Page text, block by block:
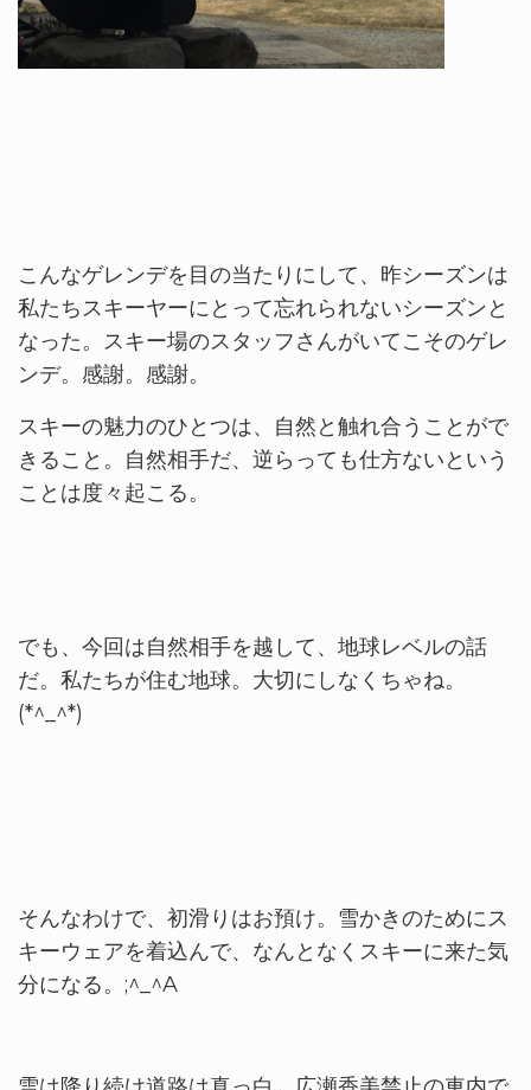
こんなゲレンデを目の当たりにして、昨シーズンは
私たちスキーヤーにとって忘れられないシーズンと
なった。スキー場のスタッフさんがいてこそのゲレ
ンデ。感謝。感謝。
スキーの魅力のひとつは、自然と触れ合うことがで
きること。自然相手だ、逆らっても仕方ないという
ことは度々起こる。
でも、今回は自然相手を越して、地球レベルの話
だ。私たちが住む地球。大切にしなくちゃね。
(*^_^*)
そんなわけで、初滑りはお預け。雪かきのためにス
キーウェアを着込んで、なんとなくスキーに来た気
分になる。;^_^A